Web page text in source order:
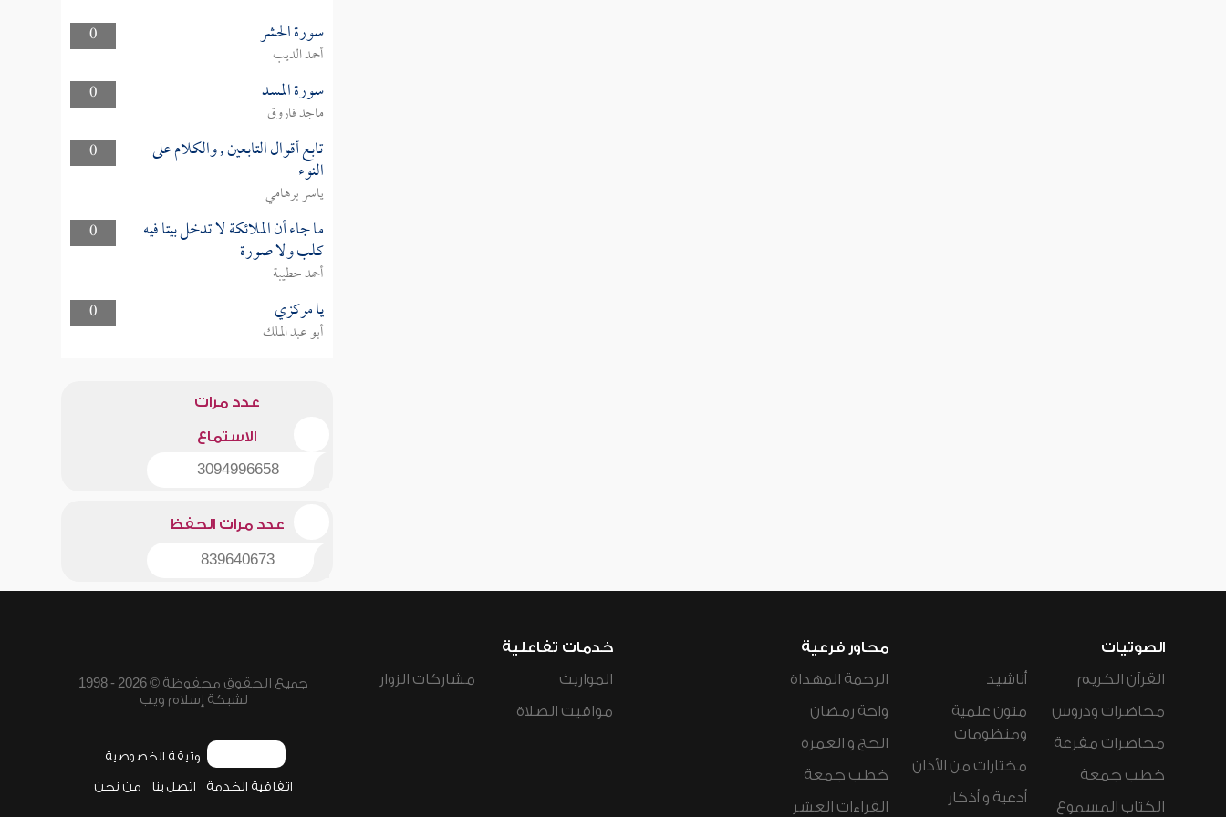
0 سورة الحشر
أحمد الديب
0
سورة المسد
ماجد فاروق
0
تابع أقوال التابعين , والكلام على
النوء
ياسر برهامي
0
ما جاء أن الملائكة لا تدخل بيتا فيه
كلب ولا صورة
أحمد حطيبة
0
يا مركزي
أبو عبد الملك
عدد مرات
الاستماع
3094996658
عدد مرات الحفظ
839640673
الصوتيات
القرآن الكريم
محاضرات ودروس
محاضرات مفرغة
خطب جمعة
الكتاب المسموع
أناشيد
متون علمية
ومنظومات
مختارات من الأذان
أدعية و أذكار
محاور فرعية
الرحمة المهداة
واحة رمضان
الحج و العمرة
خطب جمعة
القراءات العشر
خدمات تفاعلية
المواريث
مواقيت الصلاة
مشاركات الزوار
جميع الحقوق محفوظة © 2026 - 1998
لشبكة إسلام ويب
وثيقة الخصوصية
اتفاقية الخدمة اتصل بنا من نحن